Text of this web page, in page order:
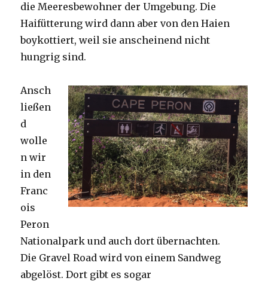
die Meeresbewohner der Umgebung. Die
Haifütterung wird dann aber von den Haien
boykottiert, weil sie anscheinend nicht
hungrig sind.
Ansch
ließen
d
wolle
n wir
in den
Franc
ois
Peron
Nationalpark und auch dort übernachten.
Die Gravel Road wird von einem Sandweg
abgelöst. Dort gibt es sogar